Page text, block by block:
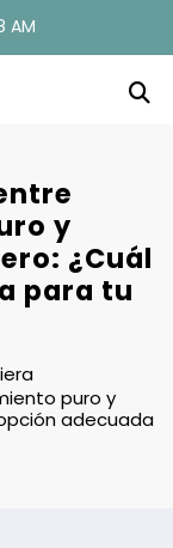
AM
y
¿Cuál
para tu
puro y
adecuada